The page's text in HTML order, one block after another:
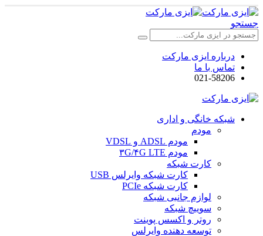
جستجو
درباره ایزی مارکت
تماس با ما
021-58206
شبکه خانگی و اداری
مودم
مودم ADSL و VDSL
مودم ۳G/۴G LTE
کارت شبکه
کارت شبکه وایرلس USB
کارت شبکه PCIe
لوازم جانبی شبکه
سوییچ شبکه
روتر و اکسس پوینت
توسعه دهنده وایرلس